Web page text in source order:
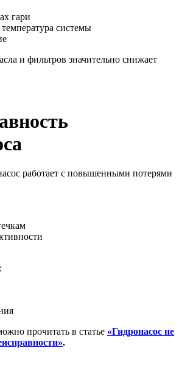
гари
системы
и фильтров значительно снижает
работает с повышенными потерями
прочитать в статье «Гидронасос не
.